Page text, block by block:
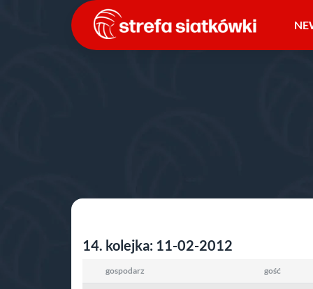
14. kolejka: 11-02-2012
gospodarz gość